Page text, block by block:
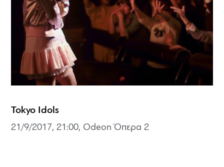
Tokyo Idols
21/9/2017, 21:00, Odeon Όπερα 2